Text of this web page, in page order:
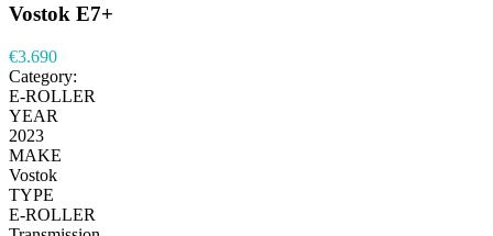
Vostok E7+
€3.690
Category:
E-ROLLER
YEAR
2023
MAKE
Vostok
TYPE
E-ROLLER